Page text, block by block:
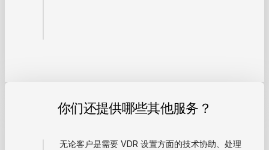
你们还提供哪些其他服务？
无论客户是需要 VDR 设置方面的技术协助、处理